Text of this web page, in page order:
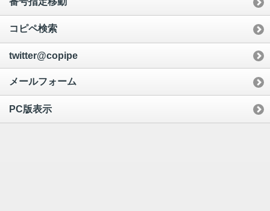
コピペ検索
twitter@copipe
メールフォーム
PC版表示